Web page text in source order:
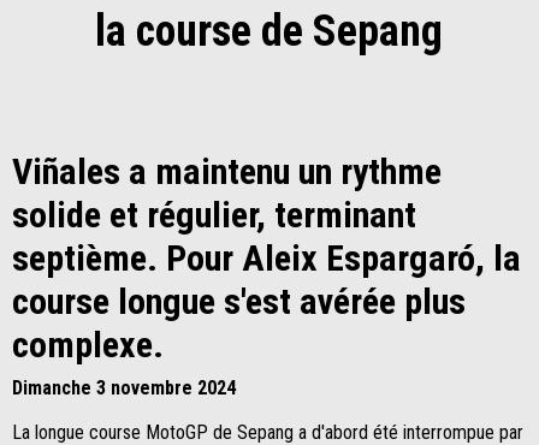
la course de Sepang
Viñales a maintenu un rythme
solide et régulier, terminant
septième. Pour Aleix Espargaró, la
course longue s'est avérée plus
complexe.
Dimanche 3 novembre 2024
La longue course MotoGP de Sepang a d'abord été interrompue par